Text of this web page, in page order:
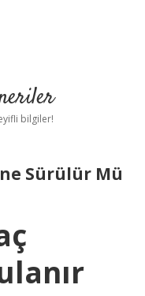
bilgiler!
Sürülür Mü